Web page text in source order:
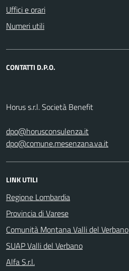
Uffici e orari
Numeri utili
CONTATTI D.P.O.
Horus s.r.l. Società Benefit
dpo@horusconsulenza.it
dpo@comune.mesenzana.va.it
LINK UTILI
Regione Lombardia
Provincia di Varese
Comunità Montana Valli del Verbano
SUAP Valli del Verbano
Alfa S.r.l.